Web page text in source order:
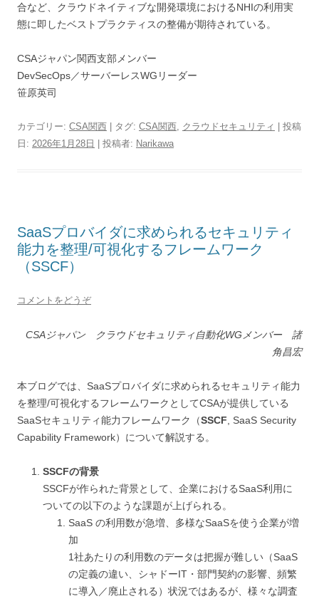
合など、クラウドネイティブな開発環境におけるNHIの利用実
態に即したベストプラクティスの整備が期待されている。
CSAジャパン関西支部メンバー
DevSecOps／サーバーレスWGリーダー
笹原英司
カテゴリー: CSA関西 | タグ: CSA関西 クラウドセキュリティ | 投稿
日: 2026年1月28日 | 投稿者: Narikawa
SaaSプロバイダに求められるセキュリティ
能力を整理/可視化するフレームワーク
（SSCF）
コメントをどうぞ
CSAジャパン クラウドセキュリティ自動化WGメンバー 諸
角昌宏
本ブログでは、SaaSプロバイダに求められるセキュリティ能力
を整理/可視化するフレームワークとしてCSAが提供している
SaaSセキュリティ能力フレームワーク（SSCF , SaaS Security
Capability Framework）について解説する。
SSCFの背景
SSCFが作られた背景として、企業におけるSaaS利用に
ついての以下のような課題が上げられる。
SaaS の利用数が急増、多様なSaaSを使う企業が増
加
1社あたりの利用数のデータは把握が難しい（SaaS
の定義の違い、シャドーIT・部門契約の影響、頻繁
に導入／廃止される）状況ではあるが、様々な調査